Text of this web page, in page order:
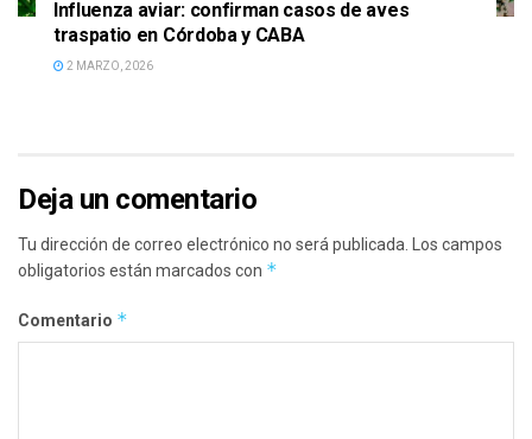
Influenza aviar: confirman casos de aves
traspatio en Córdoba y CABA
2 MARZO, 2026
Deja un comentario
Tu dirección de correo electrónico no será publicada. Los campos
obligatorios están marcados con *
Comentario *